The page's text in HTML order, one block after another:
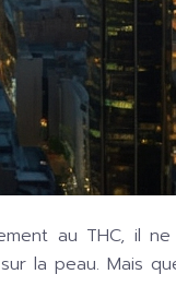
au THC, il
la peau. Mais